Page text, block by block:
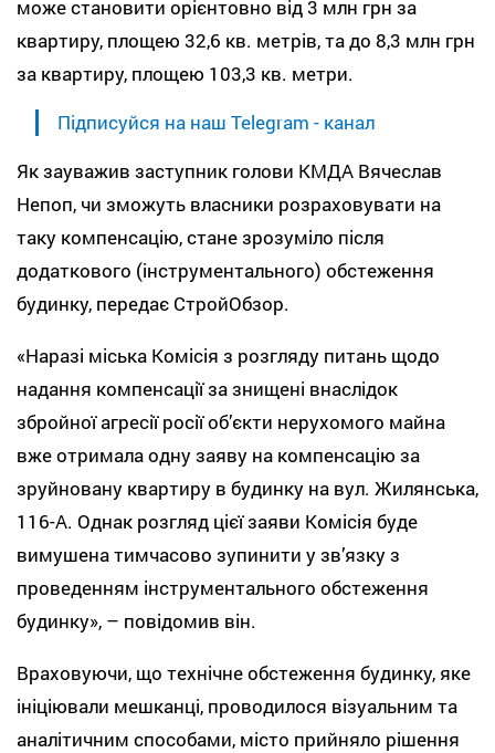
може становити орієнтовно від 3 млн грн за
квартиру, площею 32,6 кв. метрів, та до 8,3 млн грн
за квартиру, площею 103,3 кв. метри.
Підписуйся на наш Telegram - канал
Як зауважив заступник голови КМДА Вячеслав
Непоп, чи зможуть власники розраховувати на
таку компенсацію, стане зрозуміло після
додаткового (інструментального) обстеження
будинку, передає СтройОбзор.
«Наразі міська Комісія з розгляду питань щодо
надання компенсації за знищені внаслідок
збройної агресії росії об’єкти нерухомого майна
вже отримала одну заяву на компенсацію за
зруйновану квартиру в будинку на вул. Жилянська,
116-А. Однак розгляд цієї заяви Комісія буде
вимушена тимчасово зупинити у зв’язку з
проведенням інструментального обстеження
будинку», – повідомив він.
Враховуючи, що технічне обстеження будинку, яке
ініціювали мешканці, проводилося візуальним та
аналітичним способами, місто прийняло рішення